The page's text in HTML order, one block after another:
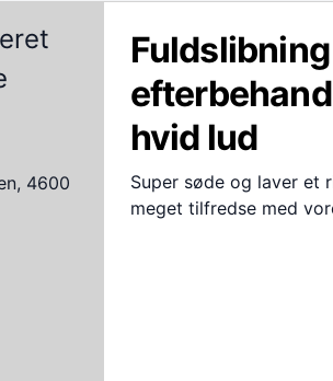
4600
hvid lud
Super søde og laver et
meget tilfredse med